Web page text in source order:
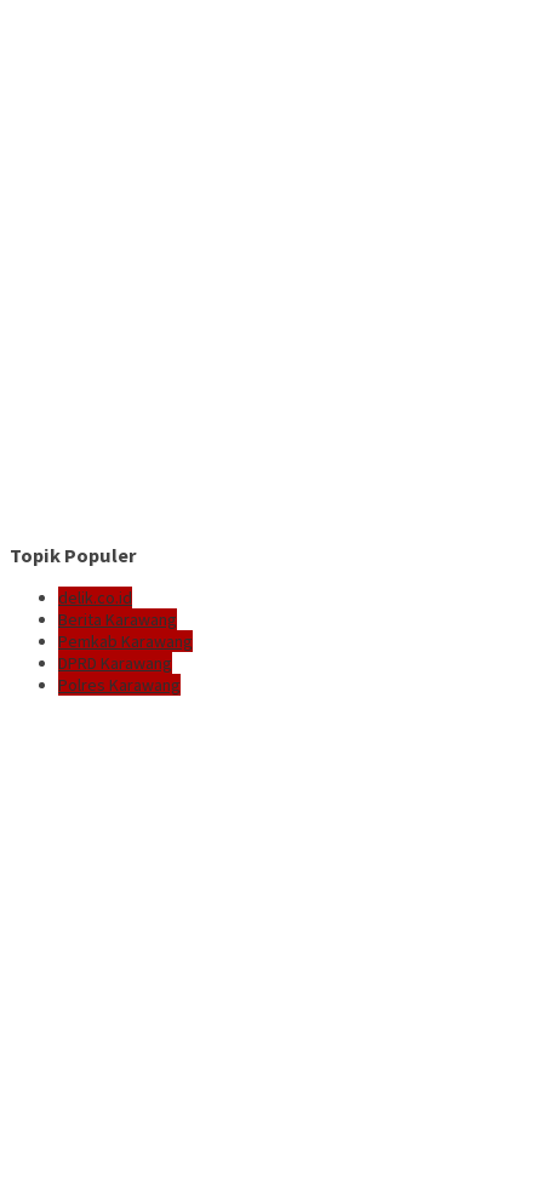
Topik Populer
delik.co.id
Berita Karawang
Pemkab Karawang
DPRD Karawang
Polres Karawang